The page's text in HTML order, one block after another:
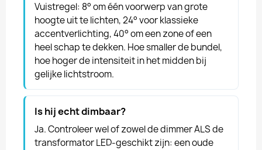
Vuistregel: 8° om één voorwerp van grote
hoogte uit te lichten, 24° voor klassieke
accentverlichting, 40° om een zone of een
heel schap te dekken. Hoe smaller de bundel,
hoe hoger de intensiteit in het midden bij
gelijke lichtstroom.
Is hij echt dimbaar?
Ja. Controleer wel of zowel de dimmer ALS de
transformator LED-geschikt zijn: een oude